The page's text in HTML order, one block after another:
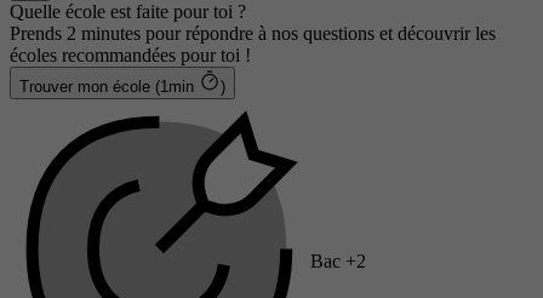
Quelle école est faite pour toi ?
Prends 2 minutes pour répondre à nos questions et découvrir les
écoles recommandées pour toi !
Trouver mon école (1min )
Bac +2